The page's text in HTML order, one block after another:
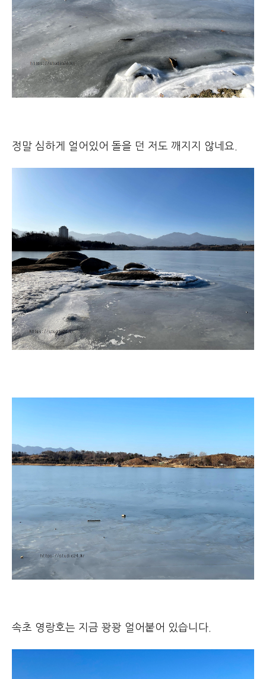
정말 심하게 얼어있어 돌을 던 저도 깨지지 않네요.
속초 영랑호는 지금 꽝꽝 얼어붙어 있습니다.